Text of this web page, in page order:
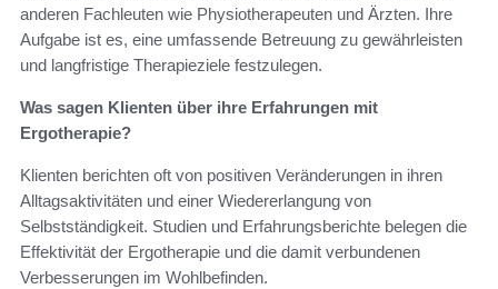
anderen Fachleuten wie Physiotherapeuten und Ärzten. Ihre
Aufgabe ist es, eine umfassende Betreuung zu gewährleisten
und langfristige Therapieziele festzulegen.
Was sagen Klienten über ihre Erfahrungen mit
Ergotherapie?
Klienten berichten oft von positiven Veränderungen in ihren
Alltagsaktivitäten und einer Wiedererlangung von
Selbstständigkeit. Studien und Erfahrungsberichte belegen die
Effektivität der Ergotherapie und die damit verbundenen
Verbesserungen im Wohlbefinden.